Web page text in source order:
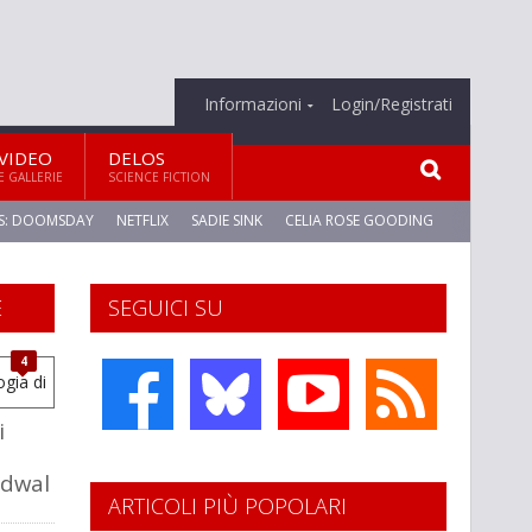
Informazioni Login/Registrati
GALLERIE
DELOS
SCIENCE FICTION
DOOMSDAY NETFLIX SADIE SINK CELIA ROSE GOODING
SEGUICI SU
4
ARTICOLI PIÙ POPOLARI